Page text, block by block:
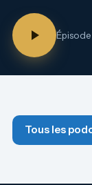
Tous les